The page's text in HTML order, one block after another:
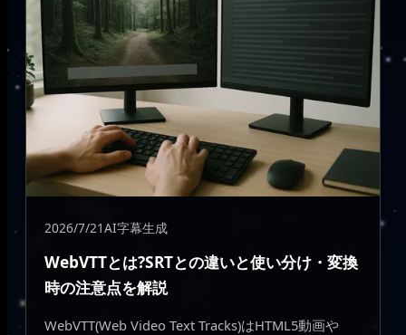
2026/7/21AI字幕生成
WebVTTとは?SRTとの違いと使い分け・変換
時の注意点を解説
WebVTT(Web Video Text Tracks)はHTML5動画や